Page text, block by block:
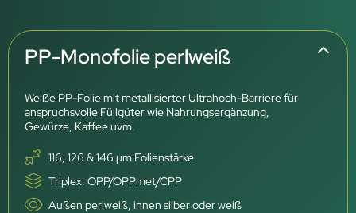
PP-Monofolie perlweiß
Weiße PP-Folie mit metallisierter Ultrahoch-Barriere für
anspruchsvolle Füllgüter wie Nahrungsergänzung,
Gewürze, Kaffee uvm.
116, 126 & 146 µm Folienstärke
Triplex: OPP/OPPmet/CPP
Außen perlweiß, innen silber oder weiß